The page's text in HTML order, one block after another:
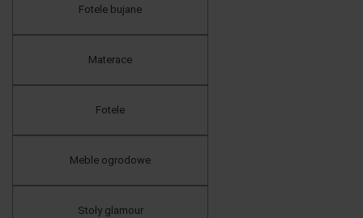
Fotele bujane
Materace
Fotele
Meble ogrodowe
Stoły glamour